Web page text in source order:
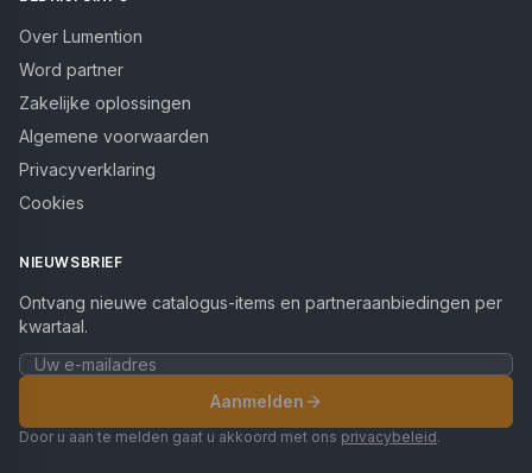
Over Lumention
Word partner
Zakelijke oplossingen
Algemene voorwaarden
Privacyverklaring
Cookies
NIEUWSBRIEF
Ontvang nieuwe catalogus-items en partneraanbiedingen per
kwartaal.
Aanmelden
Door u aan te melden gaat u akkoord met ons privacybeleid.